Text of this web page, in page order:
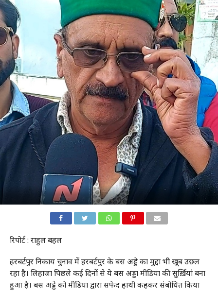
रिपोर्ट : राहुल बहल
हरबर्टपुर निकाय चुनाव में हरबर्टपुर के बस अड्डे का मुद्दा भी खूब उछल
रहा है। लिहाजा पिछले कई दिनों से ये बस अड्डा मीडिया की सुर्ख़ियां बना
हुआ है। बस अड्डे को मीडिया द्वारा सफेद हाथी कहकर संबोधित किया